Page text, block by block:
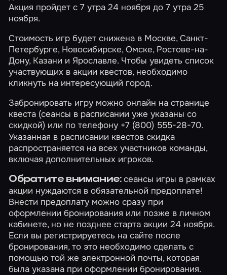
Акция пройдет с 7 утра 24 ноября до 7 утра 25
ноября.
Стоимость игр будет снижена в Москве,Санкт-
Петербурге, Новосибирске,Омске, Ростове-на-
Дону, Казани и Ярославле. Чтобы увидеть список
участвующих в акции квестов, необходимо
кликнуть на интересующий город.
Забронировать игру можно онлайн на странице
квеста (сеансы в расписании уже указаны со
скидкой) или по телефону +7 (800) 555-28-70.
Указанная в расписании квестов скидка
распространяется на всех участников команды,
включая дополнительных игроков.
Обратите внимание:сеансы игры в рамках
акции нуждаются в обязательной предоплате!
Внести предоплату можно сразу при
оформлении бронирования или позже вличном
кабинете, но не позднее старта акции 24 ноября.
Если вы регистрируетесь на сайте после
бронирования, то это необходимо сделать с
помощьютой же электронной почты, которая
была указана при оформлении бронирования.